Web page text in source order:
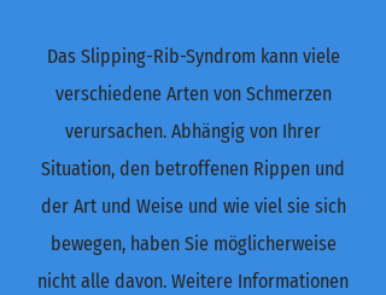
Das Slipping-Rib-Syndrom kann viele
verschiedene Arten von Schmerzen
verursachen. Abhängig von Ihrer
Situation, den betroffenen Rippen und
der Art und Weise und wie viel sie sich
bewegen, haben Sie möglicherweise
nicht alle davon. Weitere Informationen